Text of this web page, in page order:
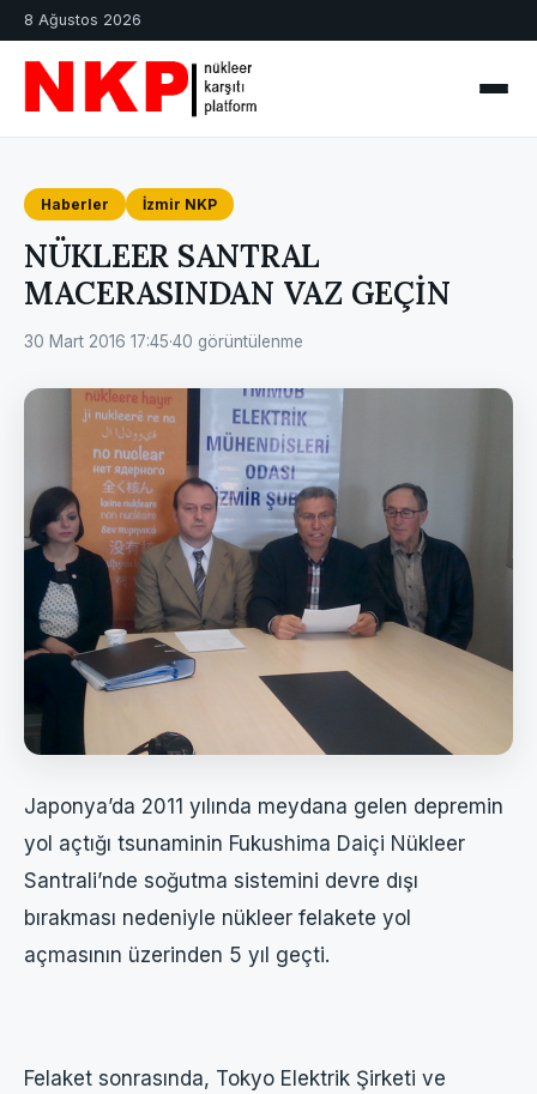
8 Ağustos 2026
Haberler İzmir NKP
NÜKLEER SANTRAL
MACERASINDAN VAZ GEÇİN
30 Mart 2016 17:45·40 görüntülenme
Japonya’da 2011 yılında meydana gelen depremin
yol açtığı tsunaminin Fukushima Daiçi Nükleer
Santrali’nde soğutma sistemini devre dışı
bırakması nedeniyle nükleer felakete yol
açmasının üzerinden 5 yıl geçti.
Felaket sonrasında, Tokyo Elektrik Şirketi ve